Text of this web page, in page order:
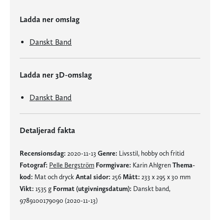
Ladda ner omslag
Danskt Band
Ladda ner 3D-omslag
Danskt Band
Detaljerad fakta
Recensionsdag: 2020-11-13 Genre: Livsstil, hobby och fritid
Fotograf: Pelle Bergström Formgivare: Karin AhlgrenThema-
kod: Mat och dryck Antal sidor: 256 Mått: 233 x 295 x 30 mm
Vikt: 1535 g Format (utgivningsdatum): Danskt band,
9789100179090 (2020-11-13)